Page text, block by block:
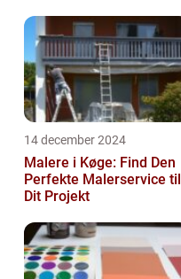
14 december 2024
Malere i Køge: Find Den
Perfekte Malerservice til
Dit Projekt